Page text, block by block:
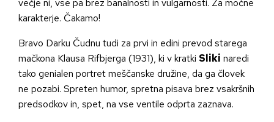
večje ni, vse pa brez banalnosti in vulgarnosti. Za močne
karakterje. Čakamo!
Bravo Darku Čudnu tudi za prvi in edini prevod starega
mačkona Klausa Rifbjerga (1931), ki v kratki Sliki naredi
tako genialen portret meščanske družine, da ga človek
ne pozabi. Spreten humor, spretna pisava brez vsakršnih
predsodkov in, spet, na vse ventile odprta zaznava.